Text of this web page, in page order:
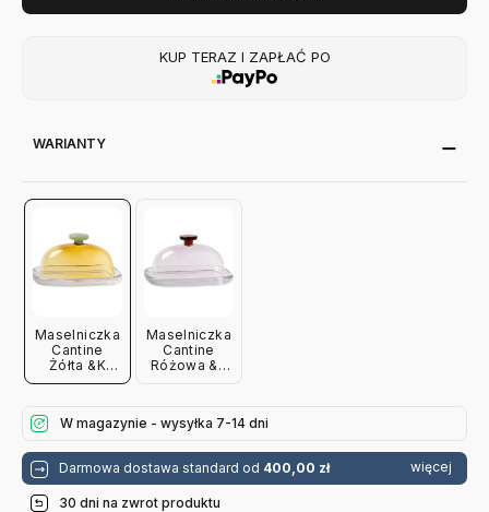
KUP TERAZ I ZAPŁAĆ PO
WARIANTY
Maselniczka
Cantine
Żółta &K
Amsterdam
Maselniczka
Cantine
Różowa &K
W magazynie - wysyłka 7-14 dni
Darmowa dostawa standard od 400,00 zł więcej
30 dni na zwrot produktu